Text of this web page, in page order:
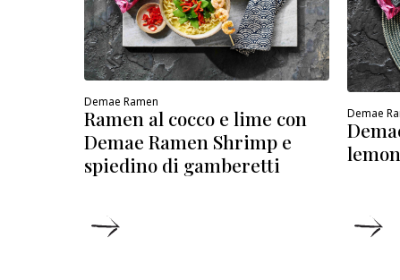
Demae Ramen
Ramen al cocco e lime con
Demae Ramen Shrimp e
spiedino di gamberetti
Demae